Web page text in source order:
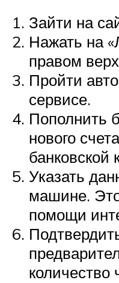
Зайти на
Нажать на
правом
Пройти
сервисе.
Пополнить
нового
банковской
Указать
машине.
помощи
количество